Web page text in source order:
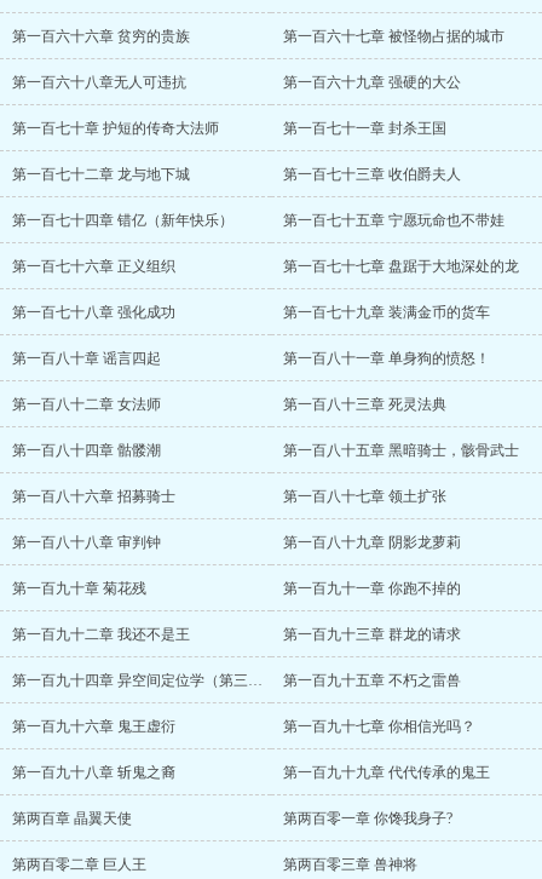
第一百六十六章 贫穷的贵族 第一百六十七章 被怪物占据的城市
第一百六十八章无人可违抗 第一百六十九章 强硬的大公
第一百七十章 护短的传奇大法师 第一百七十一章 封杀王国
第一百七十二章 龙与地下城 第一百七十三章 收伯爵夫人
第一百七十四章 错亿（新年快乐） 第一百七十五章 宁愿玩命也不带娃
第一百七十六章 正义组织 第一百七十七章 盘踞于大地深处的龙
第一百七十八章 强化成功 第一百七十九章 装满金币的货车
第一百八十章 谣言四起 第一百八十一章 单身狗的愤怒！
第一百八十二章 女法师 第一百八十三章 死灵法典
第一百八十四章 骷髅潮 第一百八十五章 黑暗骑士，骸骨武士
第一百八十六章 招募骑士 第一百八十七章 领土扩张
第一百八十八章 审判钟 第一百八十九章 阴影龙萝莉
第一百九十章 菊花残 第一百九十一章 你跑不掉的
第一百九十二章 我还不是王 第一百九十三章 群龙的请求
第一百九十四章 异空间定位学（第三更，求月票） 第一百九十五章 不朽之雷兽
第一百九十六章 鬼王虚衍 第一百九十七章 你相信光吗？
第一百九十八章 斩鬼之裔 第一百九十九章 代代传承的鬼王
第两百章 晶翼天使 第两百零一章 你馋我身子?
第两百零二章 巨人王 第两百零三章 兽神将